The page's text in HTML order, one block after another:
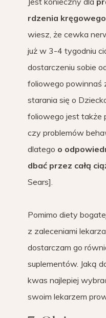
rdzenia
wiesz, że cewka
już w 3-4 tygodniu
dostarczeniu sobie
foliowego powinnaś
starania się o
foliowego jest
czy problemów
dlatego o
dbać przez całą
Sears].
Pomimo diety
z zaleceniami
dostarczam go
suplementów. Jaką
kwas najlepiej
swoim lekarzem